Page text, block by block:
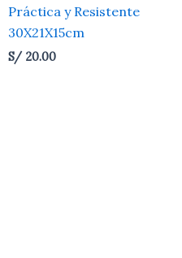
Práctica y Resistente
30X21X15cm
S/20.00